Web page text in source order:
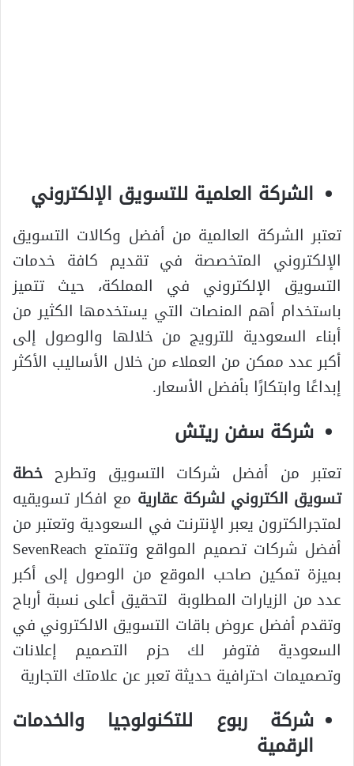
الشركة العلمية للتسويق الإلكتروني
تعتبر الشركة العالمية من أفضل وكالات التسويق
الإلكتروني المتخصصة في تقديم كافة خدمات
التسويق الإلكتروني في المملكة، حيث تتميز
باستخدام أهم المنصات التي يستخدمها الكثير من
أبناء السعودية للترويج من خلالها والوصول إلى
أكبر عدد ممكن من العملاء من خلال الأساليب الأكثر
إبداعًا وابتكارًا بأفضل الأسعار.
شركة سفن ريتش
تعتبر من أفضل شركات التسويق وتطرح خطة
تسويق الكتروني لشركة عقارية مع افكار تسويقيه
لمتجرالكترون يعبر الإنترنت في السعودية وتعتبر من
أفضل شركات تصميم المواقع وتتمتع SevenReach
بميزة تمكين صاحب الموقع من الوصول إلى أكبر
عدد من الزيارات المطلوبة لتحقيق أعلى نسبة أرباح
وتقدم أفضل عروض باقات التسويق الالكتروني في
السعودية فتوفر لك حزم التصميم إعلانات
وتصميمات احترافية حديثة تعبر عن علامتك التجارية
شركة ربوع للتكنولوجيا والخدمات
الرقمية